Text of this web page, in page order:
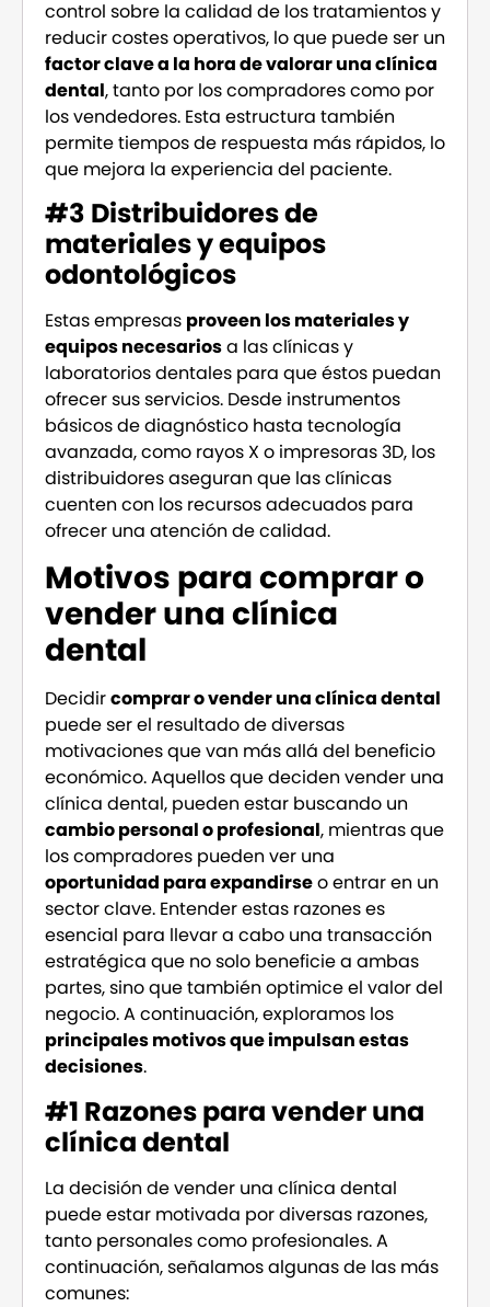
control sobre la calidad de los tratamientos y
reducir costes operativos, lo que puede ser un
factor clave a la hora de valorar una clínica
dental, tanto por los compradores como por
los vendedores. Esta estructura también
permite tiempos de respuesta más rápidos, lo
que mejora la experiencia del paciente.
#3 Distribuidores de
materiales y equipos
odontológicos
Estas empresas proveen los materiales y
equipos necesariosa las clínicas y
laboratorios dentales para que éstos puedan
ofrecer sus servicios. Desde instrumentos
básicos de diagnóstico hasta tecnología
avanzada, como rayos X o impresoras 3D, los
distribuidores aseguran que las clínicas
cuenten con los recursos adecuados para
ofrecer una atención de calidad.
Motivos para comprar o
vender una clínica
dental
Decidircomprar o vender una clínica dental
puede ser el resultado de diversas
motivaciones que van más allá del beneficio
económico. Aquellos que deciden vender una
clínica dental, pueden estar buscando un
cambio personal o profesional, mientras que
los compradores pueden ver una
oportunidad para expandirseo entrar en un
sector clave. Entender estas razones es
esencial para llevar a cabo una transacción
estratégica que no solo beneficie a ambas
partes, sino que también optimice el valor del
negocio. A continuación, exploramos los
principales motivos que impulsan estas
decisiones.
#1 Razones para vender una
clínica dental
La decisión de vender una clínica dental
puede estar motivada por diversas razones,
tanto personales como profesionales. A
continuación, señalamos algunas de las más
comunes: